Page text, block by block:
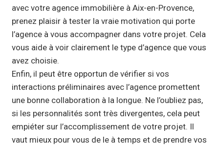
avec votre agence immobilière à Aix-en-Provence,
prenez plaisir à tester la vraie motivation qui porte
l’agence à vous accompagner dans votre projet. Cela
vous aide à voir clairement le type d’agence que vous
avez choisie.
Enfin, il peut être opportun de vérifier si vos
interactions préliminaires avec l’agence promettent
une bonne collaboration à la longue. Ne l’oubliez pas,
si les personnalités sont très divergentes, cela peut
empiéter sur l’accomplissement de votre projet. Il
vaut mieux pour vous de le à temps et de prendre vos